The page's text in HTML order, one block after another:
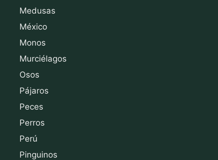
Medusas
México
Monos
Murciélagos
Osos
Pájaros
Peces
Perros
Perú
Pinguinos